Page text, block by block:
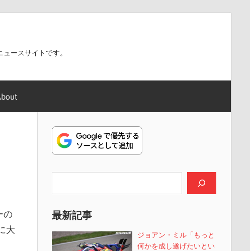
ースサイトです。
の
大
最新記事
ジョアン・ミル「もっと
何かを成し遂げたいとい